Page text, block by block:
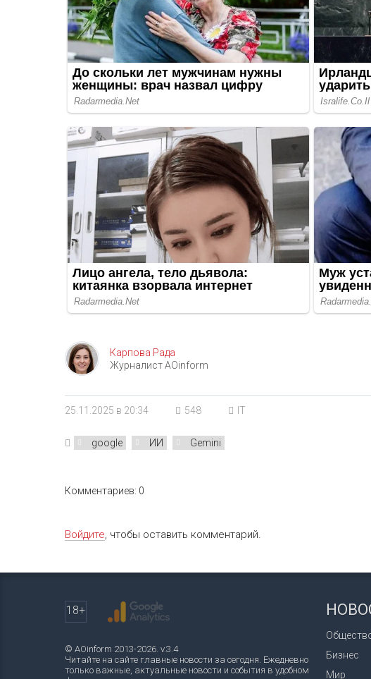
Карпова Рада
Журналист AOinform
25.11.2025 в 20:34 548 IT
google ИИ Gemini
Комментариев: 0
Войдите, чтобы оставить комментарий.
18+
© AOinform 2013-2026. v.3.4
Читайте на сайте главные новости за сегодня. Ежедневно
только важные, актуальные новости и события в удобном
Бизнес
Мир